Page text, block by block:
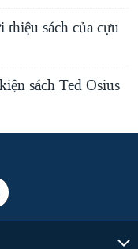
sách của cựu
sách Ted Osius